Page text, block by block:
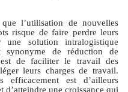
l’utilisation de nouvelles
risque de faire perdre leurs
une solution intralogistique
synonyme de réduction de
de faciliter le travail des
leurs charges de travail.
est d’ailleurs
d’atteindre une croissance qui